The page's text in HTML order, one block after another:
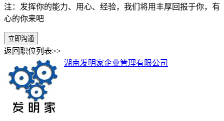
注：发挥你的能力、用心、经验，我们将用丰厚回报于你，有
心的你来吧
立即沟通
返回职位列表>>
湖南发明家企业管理有限公司